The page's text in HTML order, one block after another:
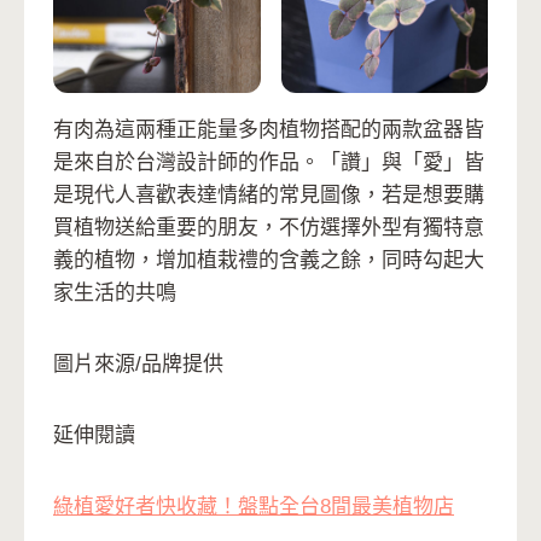
有肉為這兩種正能量多肉植物搭配的兩款盆器皆
是來自於台灣設計師的作品。「讚」與「愛」皆
是現代人喜歡表達情緒的常見圖像，若是想要購
買植物送給重要的朋友，不仿選擇外型有獨特意
義的植物，增加植栽禮的含義之餘，同時勾起大
家生活的共鳴
圖片來源/品牌提供
延伸閱讀
綠植愛好者快收藏！盤點全台8間最美植物店